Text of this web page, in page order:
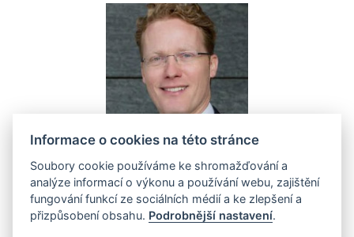
Osobně z tohoto stavu nejásám. ¾ zákonů tedy nabývají účinnost
Informace o cookies na této stránce
Soubory cookie používáme ke shromažďování a
analýze informací o výkonu a používání webu, zajištění
fungování funkcí ze sociálních médií a ke zlepšení a
přizpůsobení obsahu. Podrobnější nastavení.